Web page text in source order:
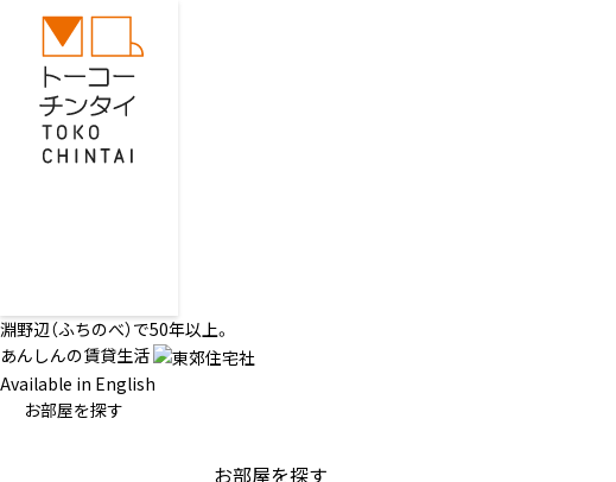
淵野辺（ふちのべ）で50年以上。
あんしんの賃貸生活
Available in English
お部屋を探す
お部屋を探す